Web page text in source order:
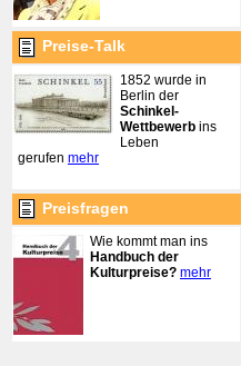
Preise-Talk
1852 wurde in
Berlin der
Schinkel-
Wettbewerb ins
Leben
gerufen mehr
Preisfragen
Wie kommt man ins
Handbuch der
Kulturpreise? mehr